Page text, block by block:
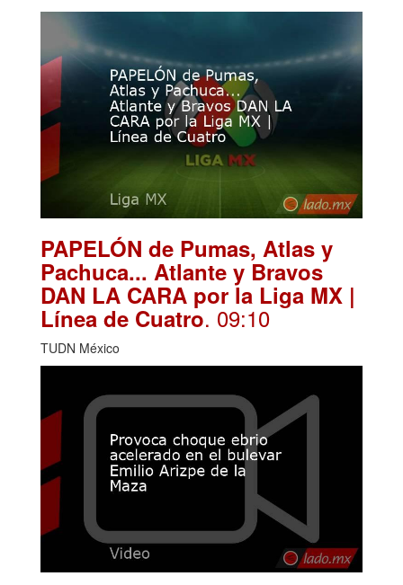
PAPELÓN de Pumas, Atlas y
Pachuca... Atlante y Bravos
DAN LA CARA por la Liga MX |
Línea de Cuatro. 09:10
TUDN México